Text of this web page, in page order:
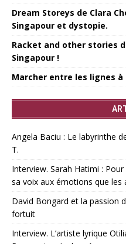
Dream Storeys de Clara
Singapour et dystopie.
Racket and other stories
Singapour !
Marcher entre les lignes à
Angela Baciu : Le labyrinthe
T.
Interview. Sarah Hatimi :
sa voix aux émotions que
David Bongard et la passion
fortuit
Interview. L’artiste lyrique